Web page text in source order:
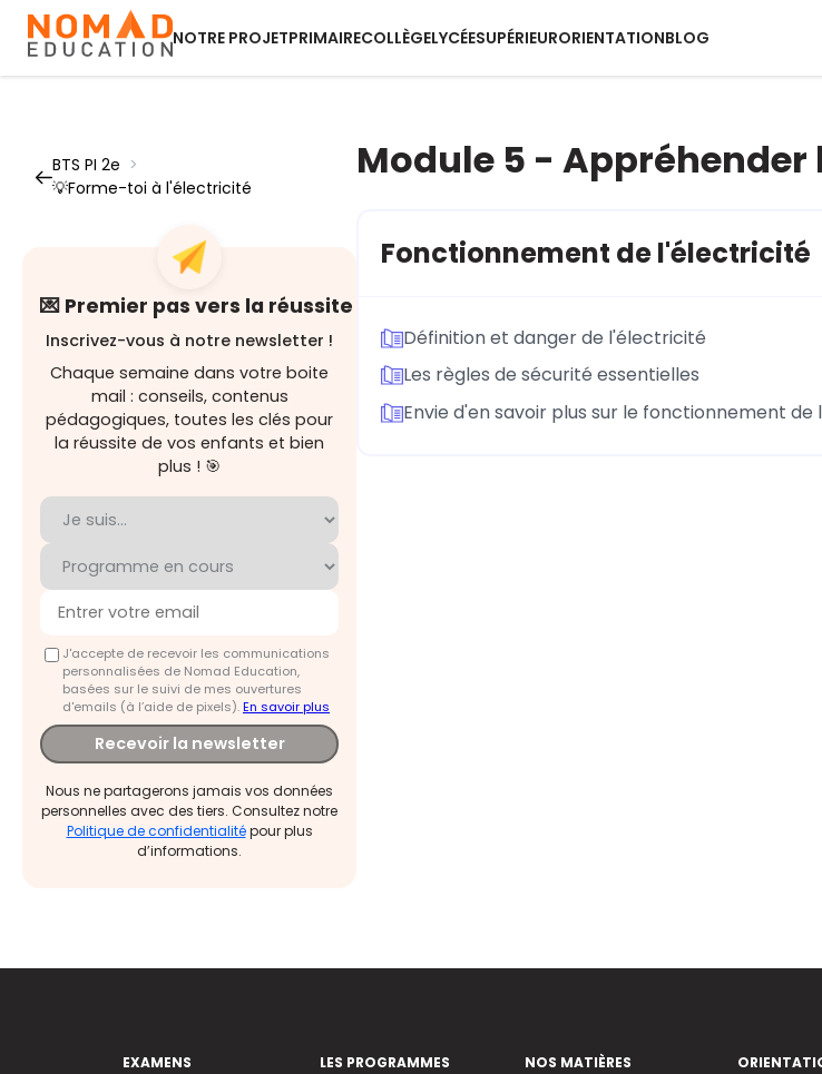
NOTRE PROJETPRIMAIRECOLLÈGELYCÉESUPÉRIEURORIENTATIONBLOG
BTS PI 2e >
💡Forme-toi à l'électricité
💌 Premier pas vers la réussite
Inscrivez-vous à notre newsletter !
Chaque semaine dans votre boite
mail : conseils, contenus
pédagogiques, toutes les clés pour
la réussite de vos enfants et bien
plus ! 🎯
J'accepte de recevoir les communications
personnalisées de Nomad Education,
basées sur le suivi de mes ouvertures
d'emails (à l’aide de pixels).En savoir plus
Recevoir la newsletter
Nous ne partagerons jamais vos données
personnelles avec des tiers. Consultez notre
Politique de confidentialitépour plus
d’informations.
Module 5 -
Fonctionnement de l'électricité
Définition et danger de l'électricité
Les règles de sécurité essentielles
Envie d'en savoir plus sur le fonctionnement
EXAMENS
LES PROGRAMMES
NOS MATIÈRES